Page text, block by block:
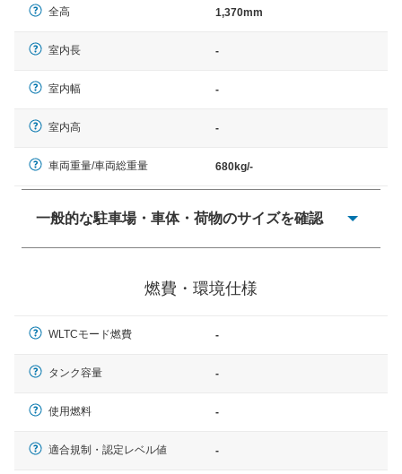
全高 1,370mm
室内長 -
室内幅 -
室内高 -
車両重量/車両総重量 680kg/-
一般的な駐車場・車体・荷物のサイズを確認
× 長さ 5,000mm 車路幅 5,000mmというサイズが標準値
燃費・環境仕様
WLTCモード燃費 -
タンク容量 -
使用燃料 -
適合規制・認定レベル値 -